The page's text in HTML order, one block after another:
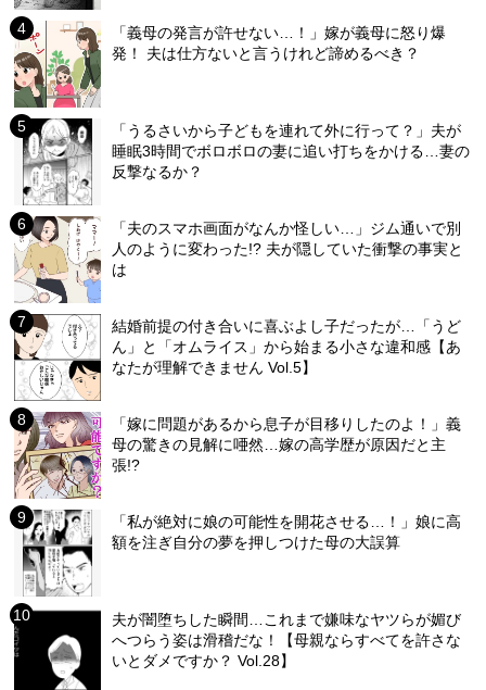
「義母の発言が許せない…！」嫁が義母に怒り爆
発！ 夫は仕方ないと言うけれど諦めるべき？
「うるさいから子どもを連れて外に行って？」夫が
睡眠3時間でボロボロの妻に追い打ちをかける…妻の
反撃なるか？
「夫のスマホ画面がなんか怪しい…」ジム通いで別
人のように変わった!? 夫が隠していた衝撃の事実と
は
結婚前提の付き合いに喜ぶよし子だったが…「うど
ん」と「オムライス」から始まる小さな違和感【あ
なたが理解できません Vol.5】
「嫁に問題があるから息子が目移りしたのよ！」義
母の驚きの見解に唖然…嫁の高学歴が原因だと主
張!?
「私が絶対に娘の可能性を開花させる…！」娘に高
額を注ぎ自分の夢を押しつけた母の大誤算
夫が闇堕ちした瞬間…これまで嫌味なヤツらが媚び
へつらう姿は滑稽だな！【母親ならすべてを許さな
いとダメですか？ Vol.28】